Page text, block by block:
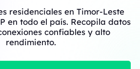
residenciales en Timor-Leste
en todo el país. Recopila datos
confiables y alto
rendimiento.